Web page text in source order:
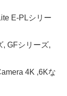
E-PLシリー
, GFシリーズ,
4K ,6Kな